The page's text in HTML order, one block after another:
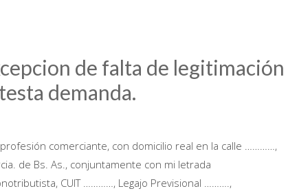
de falta de legitimación
demanda.
comerciante, con domicilio real en la calle …………,
de Bs. As., conjuntamente con mi letrada
CUIT …………, Legajo Previsional ……….,